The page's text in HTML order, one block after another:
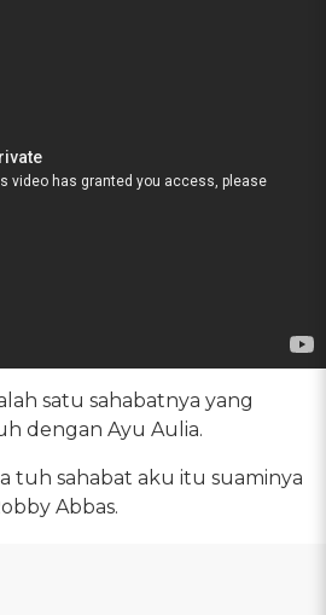
satu sahabatnya yang
dengan Ayu Aulia.
tuh sahabat aku itu suaminya
Abbas.